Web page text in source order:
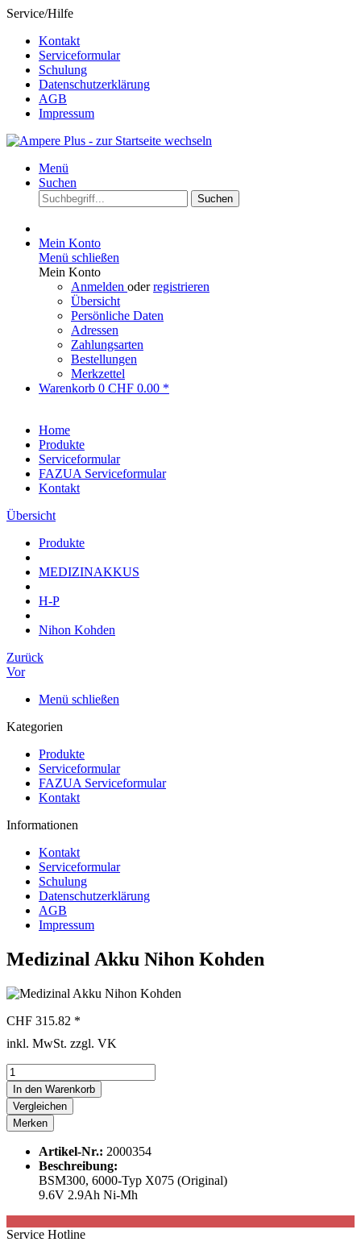
Service/Hilfe
Kontakt
Serviceformular
Schulung
Datenschutzerklärung
AGB
Impressum
Menü
Suchen
Suchen
Mein Konto
Menü schließen
Mein Konto
Anmelden oderregistrieren
Übersicht
Persönliche Daten
Adressen
Zahlungsarten
Bestellungen
Merkzettel
Warenkorb 0 CHF 0.00 *
Home
Produkte
Serviceformular
FAZUA Serviceformular
Kontakt
Übersicht
Produkte
MEDIZINAKKUS
H-P
Nihon Kohden
Zurück
Vor
Menü schließen
Kategorien
Produkte
Serviceformular
FAZUA Serviceformular
Kontakt
Informationen
Kontakt
Serviceformular
Schulung
Datenschutzerklärung
AGB
Impressum
Medizinal Akku Nihon Kohden
CHF 315.82 *
inkl. MwSt. zzgl. VK
In den Warenkorb
Vergleichen
Merken
Artikel-Nr.: 2000354
Beschreibung:
BSM300, 6000-Typ X075 (Original)
9.6V 2.9Ah Ni-Mh
Service Hotline